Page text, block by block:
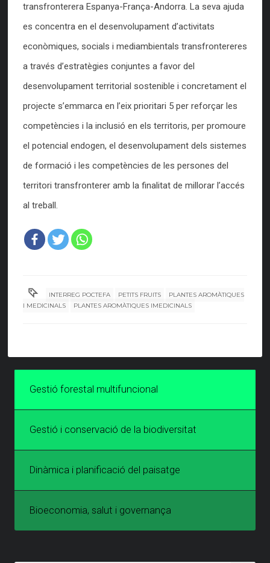
transfronterera Espanya-França-Andorra. La seva ajuda
es concentra en el desenvolupament d’activitats
econòmiques, socials i mediambientals transfrontereres
a través d’estratègies conjuntes a favor del
desenvolupament territorial sostenible i concretament el
projecte s’emmarca en l’eix prioritari 5 per reforçar les
competències i la inclusió en els territoris, per promoure
el potencial endogen, el desenvolupament dels sistemes
de formació i les competències de les persones del
territori transfronterer amb la finalitat de millorar l’accés
al treball.
INTERREG POCTEFA PETITS FRUITS
PLANTES AROMÀTIQUES
I MEDICINALS
PLANTES AROMÀTIQUES IMEDICINALS
Gestió forestal multifuncional
Gestió i conservació de la biodiversitat
Dinàmica i planificació del paisatge
Bioeconomia, salut i governança